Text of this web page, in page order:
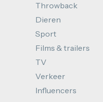
Throwback
Dieren
Sport
Films & trailers
TV
Verkeer
Influencers